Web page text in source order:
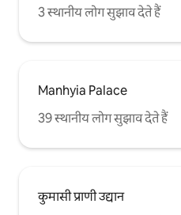
3 स्थानीय लोग सुझाव देते हैं
Manhyia Palace
39 स्थानीय लोग सुझाव देते हैं
कुमासी प्राणी उद्यान